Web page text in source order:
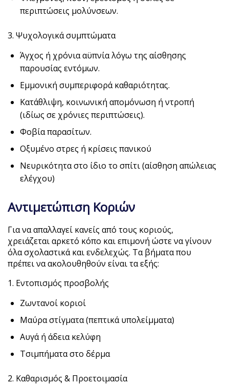
περιπτώσεις μολύνσεων.
3. Ψυχολογικά συμπτώματα
Άγχος ή χρόνια αϋπνία λόγω της αίσθησης
παρουσίας εντόμων.
Εμμονική συμπεριφορά καθαριότητας.
Κατάθλιψη, κοινωνική απομόνωση ή ντροπή
(ιδίως σε χρόνιες περιπτώσεις).
Φοβία παρασίτων.
Οξυμένο στρες ή κρίσεις πανικού
Νευρικότητα στο ίδιο το σπίτι (αίσθηση απώλειας
ελέγχου)
Αντιμετώπιση Κοριών
Για να απαλλαγεί κανείς από τους κοριούς,
χρειάζεται αρκετό κόπο και επιμονή ώστε να γίνουν
όλα σχολαστικά και ενδελεχώς. Τα βήματα που
πρέπει να ακολουθηθούν είναι τα εξής:
1. Εντοπισμός προσβολής
Ζωντανοί κοριοί
Μαύρα στίγματα (πεπτικά υπολείμματα)
Αυγά ή άδεια κελύφη
Τσιμπήματα στο δέρμα
2. Καθαρισμός & Προετοιμασία